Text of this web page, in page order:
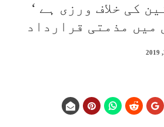
کی خلاف ورزی ہے ‘
میں مذمتی قرارداد